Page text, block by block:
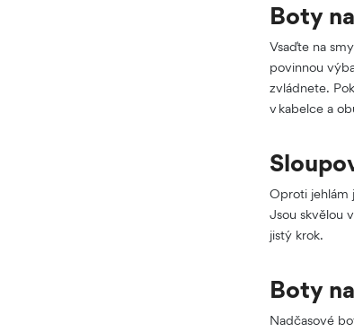
Boty
Vsaďte na
povinnou
zvládnete.
v kabelce a
Oproti jehlám
Jsou skvělou
jistý krok.
Boty
Nadčasové